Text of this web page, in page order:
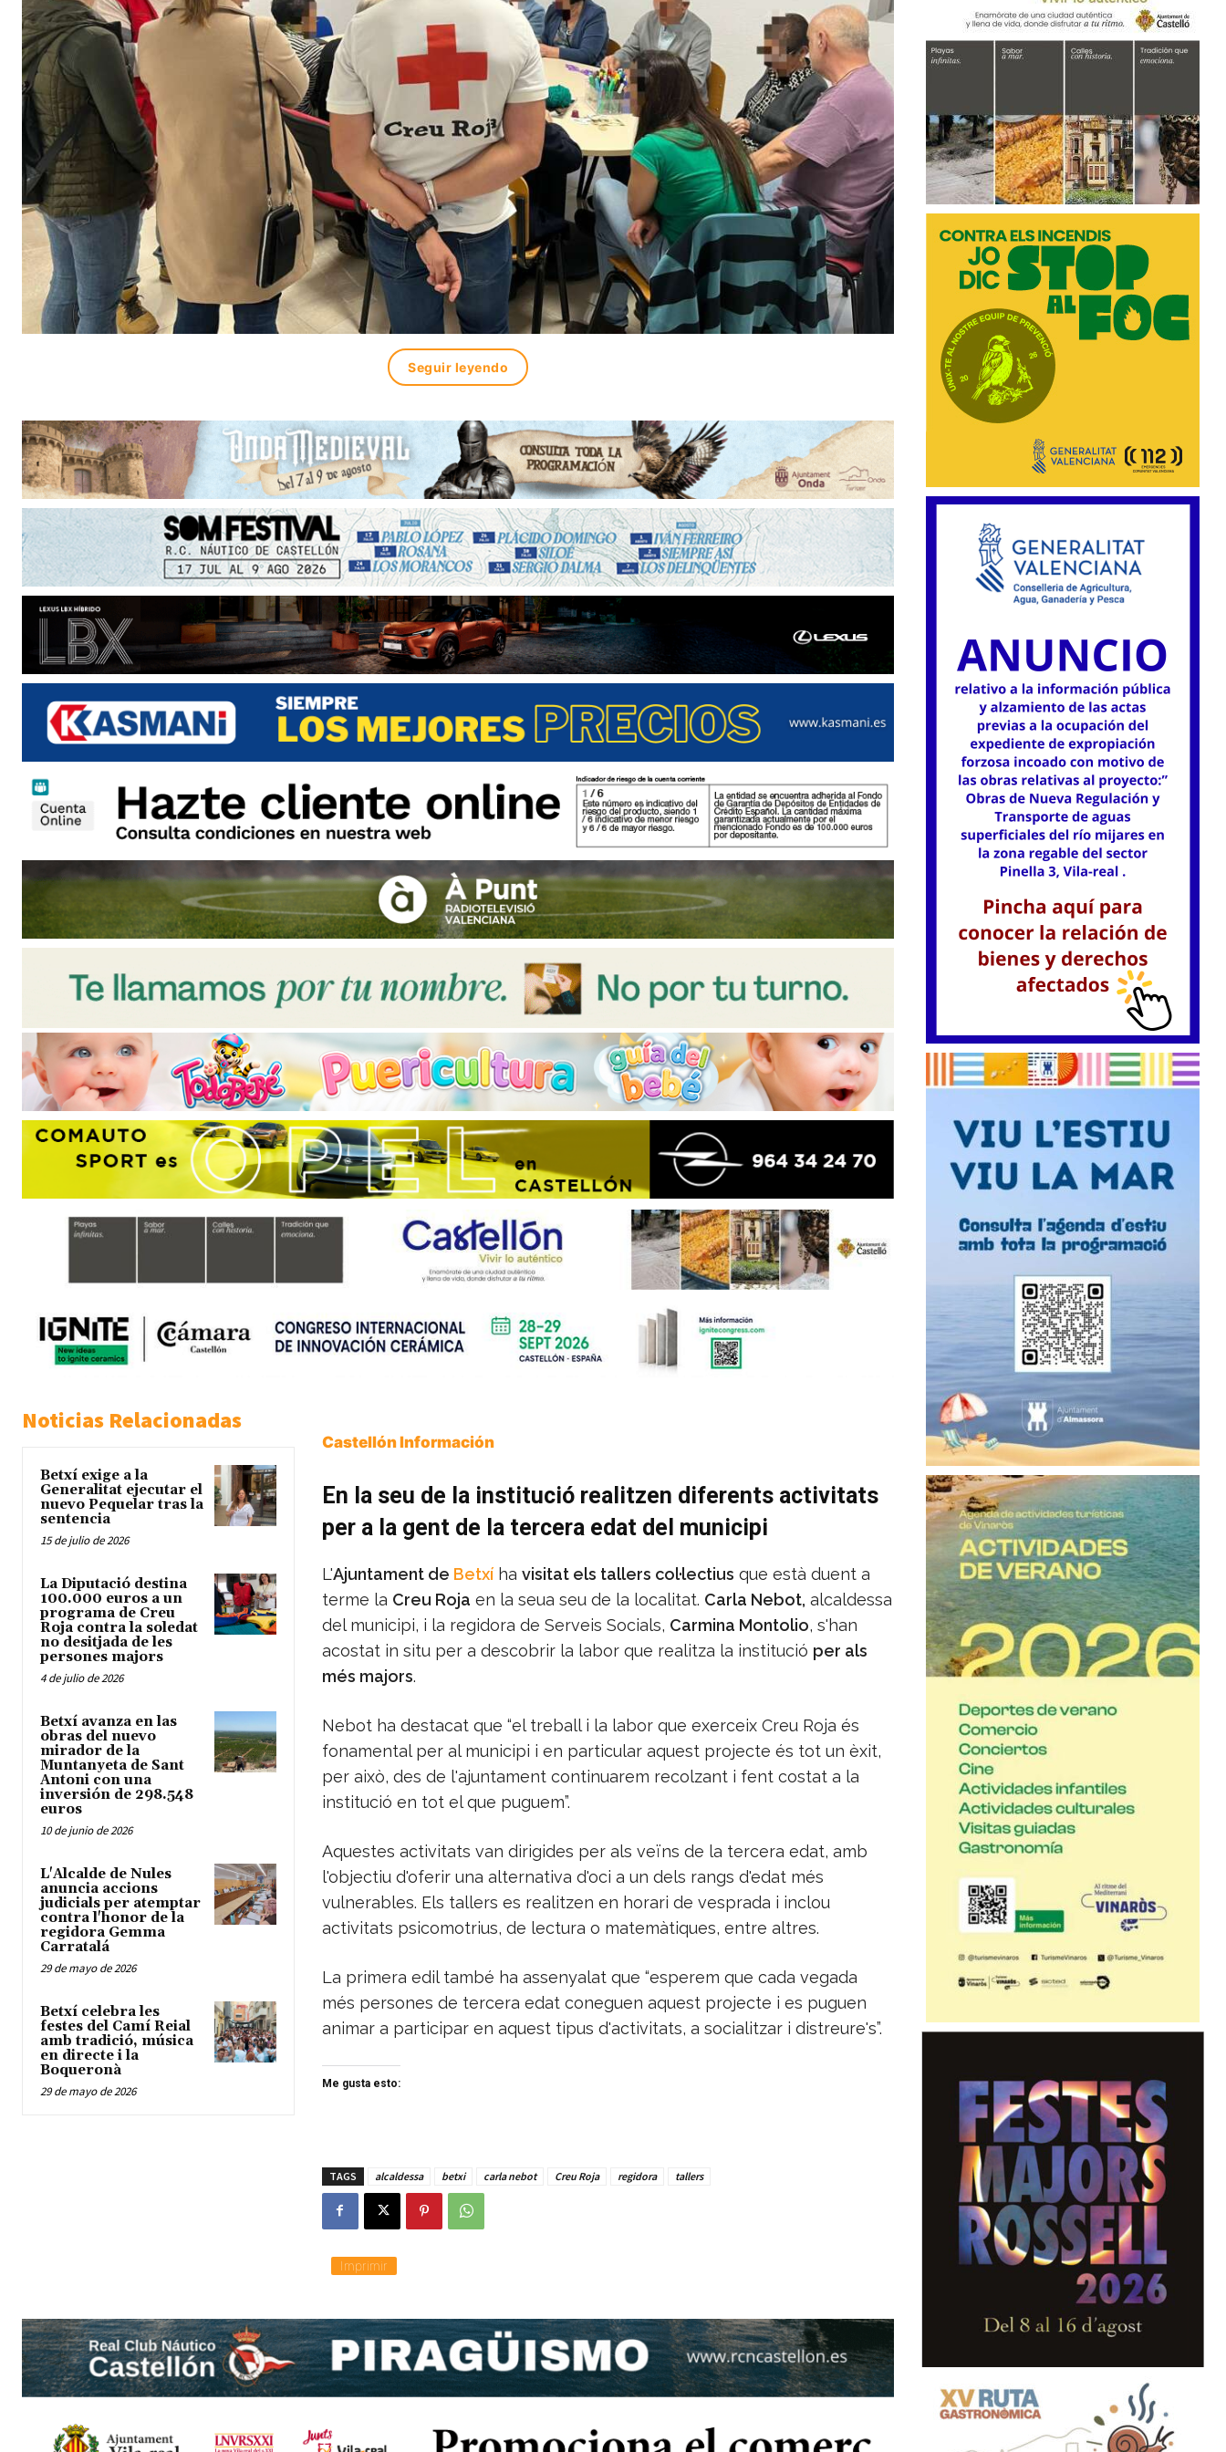
Seguir leyendo
Noticias Relacionadas
Betxí exige a la
Generalitat ejecutar el
nuevo Pequelar tras la
sentencia
15 de julio de 2026
La Diputació destina
100.000 euros a un
programa de Creu
Roja contra la soledat
no desitjada de les
persones majors
4 de julio de 2026
Betxí avanza en las
obras del nuevo
mirador de la
Muntanyeta de Sant
Antoni con una
inversión de 298.548
euros
10 de junio de 2026
L'Alcalde de Nules
anuncia accions
judicials per atemptar
contra l'honor de la
regidora Gemma
Carratalá
29 de mayo de 2026
Betxí celebra les
festes del Camí Reial
amb tradició, música
en directe i la
Boqueronà
29 de mayo de 2026
Castellón Información
En la seu de la institució realitzen diferents activitats
per a la gent de la tercera edat del municipi
L'Ajuntament de Betxíha visitat els tallers col·lectius que està duent a
terme la Creu Roja en la seua seu de la localitat. Carla Nebot, alcaldessa
del municipi, i la regidora de Serveis Socials, Carmina Montolio, s'han
acostat in situ per a descobrir la labor que realitza la institució per als
més majors.
Nebot ha destacat que “el treball i la labor que exerceix Creu Roja és
fonamental per al municipi i en particular aquest projecte és tot un èxit,
per això, des de l'ajuntament continuarem recolzant i fent costat a la
institució en tot el que puguem”.
Aquestes activitats van dirigides per als veïns de la tercera edat, amb
l'objectiu d'oferir una alternativa d'oci a un dels rangs d'edat més
vulnerables. Els tallers es realitzen en horari de vesprada i inclou
activitats psicomotrius, de lectura o matemàtiques, entre altres.
La primera edil també ha assenyalat que “esperem que cada vegada
més persones de tercera edat coneguen aquest projecte i es puguen
animar a participar en aquest tipus d'activitats, a socialitzar i distreure's”.
Me gusta esto:
TAGS alcaldessa betxi carla nebot Creu Roja regidora tallers
Imprimir